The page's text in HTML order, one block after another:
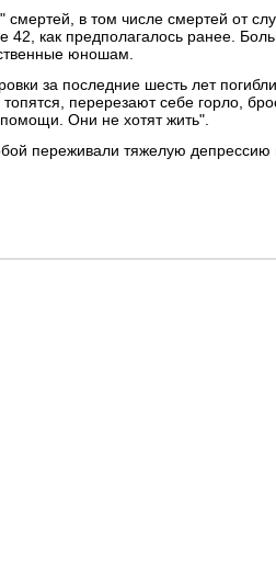
смертей, в том числе смертей от
42, как предполагалось ранее.
юношам.
за последние шесть лет
перерезают себе горло,
Они не хотят жить".
переживали тяжелую депрессию